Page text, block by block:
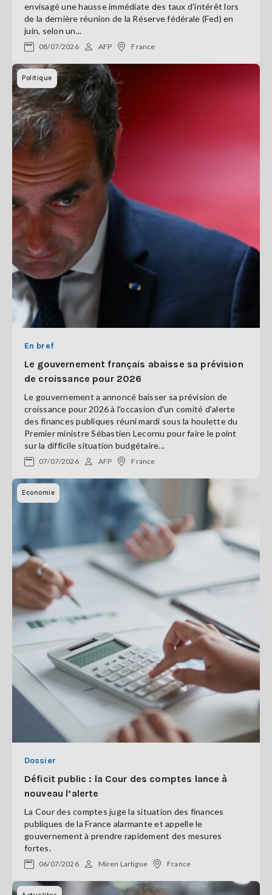
envisagé une hausse immédiate des taux d'intérêt lors
de la dernière réunion de la Réserve fédérale (Fed) en
juin, selon un...
08/07/2026 AFP France
Politique
En bref
Le gouvernement français abaisse sa prévision
de croissance pour 2026
Le gouvernement a annoncé baisser sa prévision de
croissance pour 2026 à l'occasion d'un comité d'alerte
des finances publiques réuni mardi sous la houlette du
Premier ministre Sébastien Lecornu pour faire le point
sur la difficile situation budgétaire...
07/07/2026 AFP France
Economie
Dossier
Déficit public : la Cour des comptes lance à
nouveau l’alerte
La Cour des comptes juge la situation des finances
publiques de la France alarmante et appelle le
gouvernement à prendre rapidement des mesures
fortes.
06/07/2026 Miren Lartigue France